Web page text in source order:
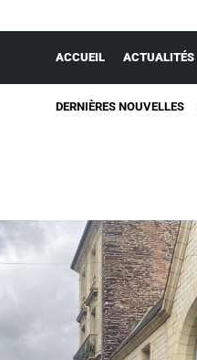
ACCUEIL ACTUALITÉS
DERNIÈRES NOUVELLES